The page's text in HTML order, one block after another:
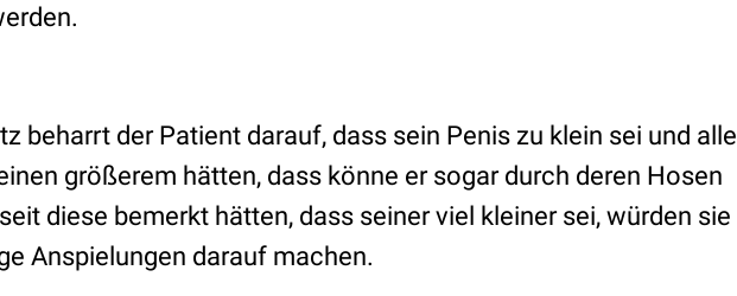
beharrt der Patient darauf, dass sein Penis zu klein sei und alle
größerem hätten, dass könne er sogar durch deren Hosen
diese bemerkt hätten, dass seiner viel kleiner sei, würden sie
Anspielungen darauf machen.